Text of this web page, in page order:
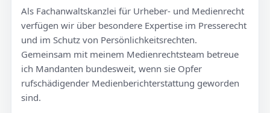
Als Fachanwaltskanzlei für Urheber- und Medienrecht
verfügen wir über besondere Expertise im Presserecht
und im Schutz von Persönlichkeitsrechten.
Gemeinsam mit meinem Medienrechtsteam betreue
ich Mandanten bundesweit, wenn sie Opfer
rufschädigender Medienberichterstattung geworden
sind.